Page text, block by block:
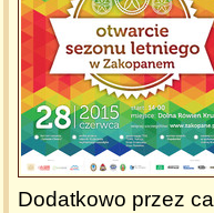
Dodatkowo przez